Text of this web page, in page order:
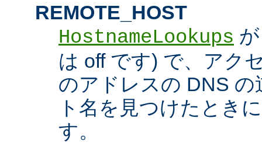
REMOTE_HOST
HostnameLookups
は off です) で、アク
のアドレスの DNS
ト名を見つけたとき
す。